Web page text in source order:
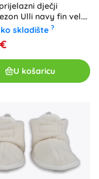
dječji
Ulli navy fin vel.
godina)
skladište ?
U košaricu